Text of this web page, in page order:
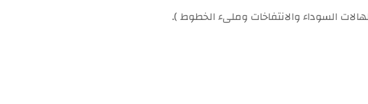
السوداء والانتفاخات وملىء الخطوط ).